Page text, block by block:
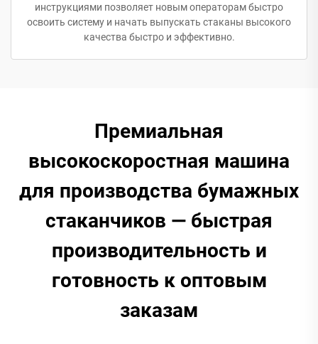
инструкциями позволяет новым операторам быстро
освоить систему и начать выпускать стаканы высокого
качества быстро и эффективно.
Премиальная
высокоскоростная машина
для производства бумажных
стаканчиков — быстрая
производительность и
готовность к оптовым
заказам